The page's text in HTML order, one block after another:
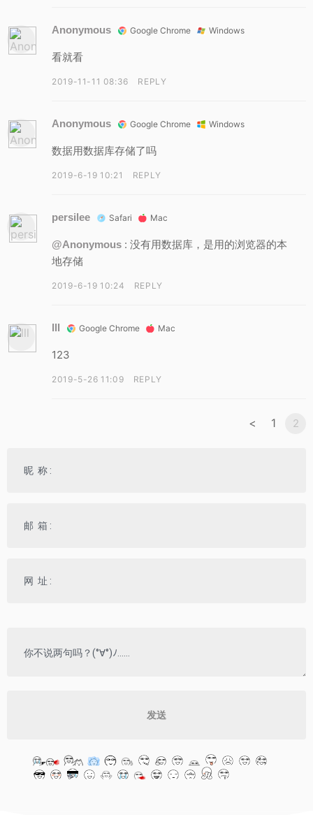
Anonymous Google Chrome Windows
看就看
2019-11-11 08:36 REPLY
Anonymous Google Chrome Windows
数据用数据库存储了吗
2019-6-19 10:21 REPLY
persilee Safari Mac
@Anonymous : 没有用数据库，是用的浏览器的本
地存储
2019-6-19 10:24 REPLY
lll Google Chrome Mac
123
2019-5-26 11:09 REPLY
< 1 2